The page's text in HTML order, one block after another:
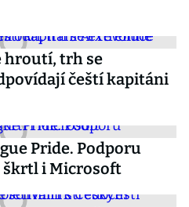
hroutí, trh se
čeští kapitáni
Pride. Podporu
i Microsoft